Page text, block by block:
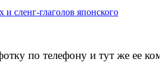
по телефону и тут же ее